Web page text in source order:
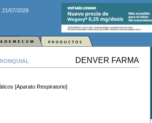
21/07/2026
DENVER FARMA
[Aparato Respiratorio]